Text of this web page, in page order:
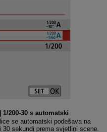
1/200-30 s automatski
se automatski podešava na
sekundi prema svjetlini scene.